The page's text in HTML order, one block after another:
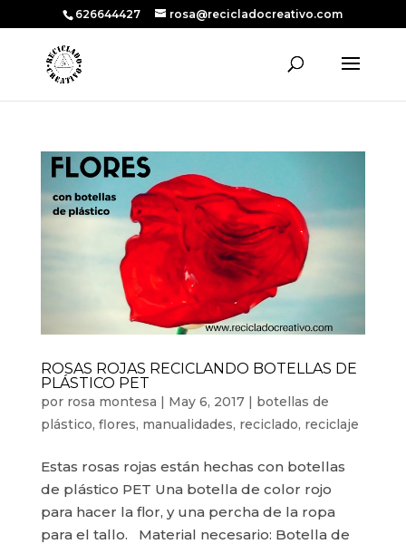
626644427 rosa@recicladocreativo.com
ROSAS ROJAS RECICLANDO BOTELLAS DE
PLÁSTICO PET
por rosa montesa | May 6, 2017| botellas de
plástico, flores, manualidades, reciclado, reciclaje
Estas rosas rojas están hechas con botellas
de plástico PET Una botella de color rojo
para hacer la flor, y una percha de la ropa
para el tallo. Material necesario: Botella de